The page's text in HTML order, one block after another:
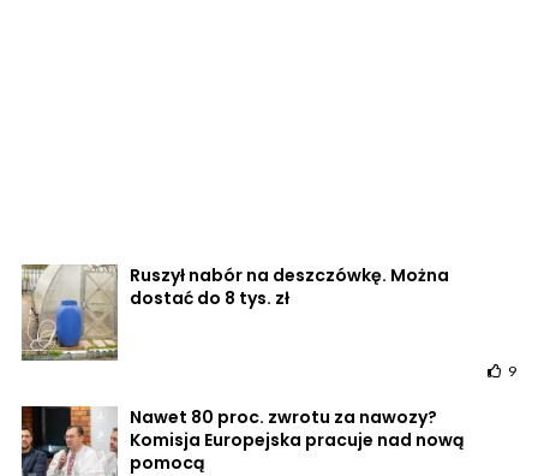
Ruszył nabór na deszczówkę. Można
dostać do 8 tys. zł
9
Nawet 80 proc. zwrotu za nawozy?
Komisja Europejska pracuje nad nową
pomocą